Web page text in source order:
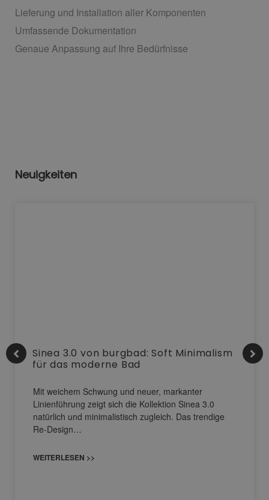
Lieferung und Installation aller Komponenten
Umfassende Dokumentation
Genaue Anpassung auf Ihre Bedürfnisse
Neuigkeiten
Sinea 3.0 von burgbad: Soft Minimalism
für das moderne Bad
Mit weichem Schwung und neuer, markanter
Linienführung zeigt sich die Kollektion Sinea 3.0
natürlich und minimalistisch zugleich. Das trendige
Re-Design…
WEITERLESEN >>